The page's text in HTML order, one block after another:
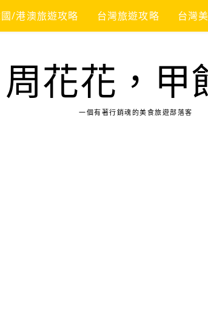
/港澳旅遊攻略 台灣旅遊攻略 台灣
周花花，甲
一個有著行銷魂的美食旅遊部落客